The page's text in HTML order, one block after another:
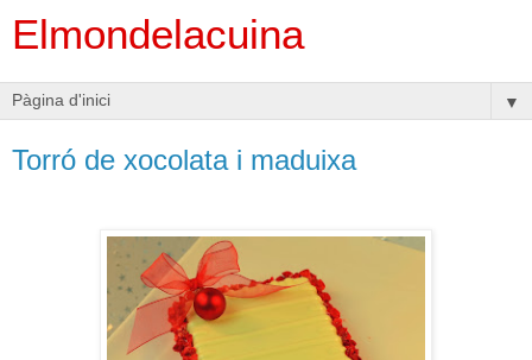
Elmondelacuina
▼
Torró de xocolata i maduixa